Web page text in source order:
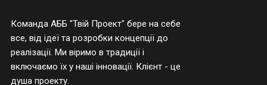
Команда АББ "Твій Проект" бере на себе
все, від ідеї та розробки концепції до
реалізації. Ми віримо в традиції і
включаємо їх у наші інновації. Клієнт - це
душа проекту.